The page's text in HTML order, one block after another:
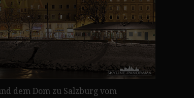
dem Dom zu Salzburg vom